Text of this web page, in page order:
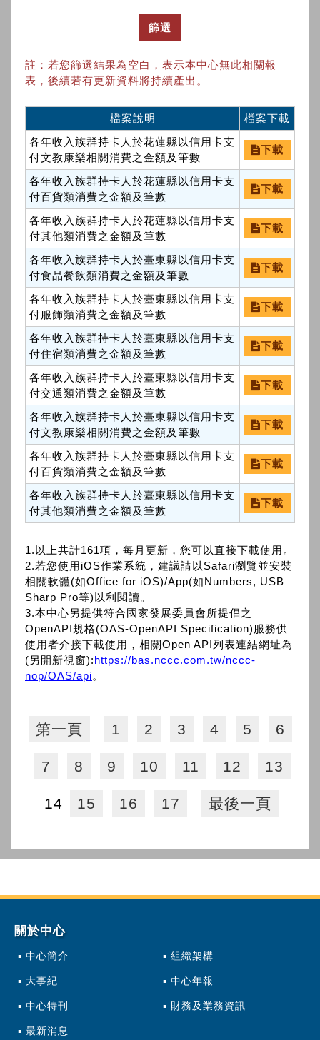
篩選
註：若您篩選結果為空白，表示本中心無此相關報
表，後續若有更新資料將持續產出。
檔案說明
檔案下載
各年收入族群持卡人於花蓮縣以信用卡支
付文教康樂相關消費之金額及筆數
下載
各年收入族群持卡人於花蓮縣以信用卡支
付百貨類消費之金額及筆數
下載
各年收入族群持卡人於花蓮縣以信用卡支
付其他類消費之金額及筆數
下載
各年收入族群持卡人於臺東縣以信用卡支
付食品餐飲類消費之金額及筆數
下載
各年收入族群持卡人於臺東縣以信用卡支
付服飾類消費之金額及筆數
下載
各年收入族群持卡人於臺東縣以信用卡支
付住宿類消費之金額及筆數
下載
各年收入族群持卡人於臺東縣以信用卡支
付交通類消費之金額及筆數
下載
各年收入族群持卡人於臺東縣以信用卡支
付文教康樂相關消費之金額及筆數
下載
各年收入族群持卡人於臺東縣以信用卡支
付百貨類消費之金額及筆數
下載
各年收入族群持卡人於臺東縣以信用卡支
付其他類消費之金額及筆數
下載
1.以上共計161項，每月更新，您可以直接下載使用。
2.若您使用iOS作業系統，建議請以Safari瀏覽並安裝
相關軟體(如Office for iOS)/App(如Numbers, USB
Sharp Pro等)以利閱讀。
3.本中心另提供符合國家發展委員會所提倡之
OpenAPI規格(OAS-OpenAPI Specification)服務供
使用者介接下載使用，相關Open API列表連結網址為
(另開新視窗):https://bas.nccc.com.tw/nccc-
nop/OAS/api。
第一頁 1 2 3 4 5 6
7 8 9 10 11 12 13
14 15 16 17 最後一頁
關於中心
中心簡介 組織架構
大事紀 中心年報
中心特刊 財務及業務資訊
最新消息